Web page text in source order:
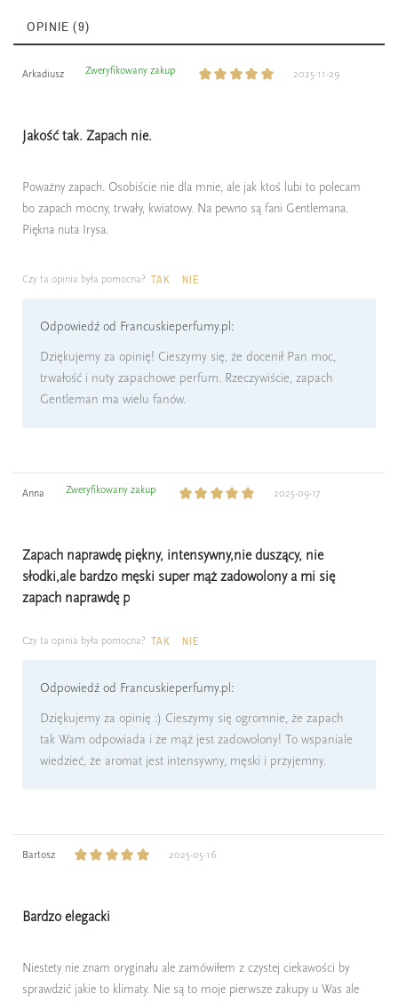
OPINIE (9)
Arkadiusz Zweryfikowany zakup 2025-11-29
Jakość tak. Zapach nie.
Poważny zapach. Osobiście nie dla mnie, ale jak ktoś lubi to polecam
bo zapach mocny, trwały, kwiatowy. Na pewno są fani Gentlemana.
Piękna nuta Irysa.
Czy ta opinia była pomocna? TAK NIE
Odpowiedź od Francuskieperfumy.pl:
Dziękujemy za opinię! Cieszymy się, że docenił Pan moc,
trwałość i nuty zapachowe perfum. Rzeczywiście, zapach
Gentleman ma wielu fanów.
Anna Zweryfikowany zakup 2025-09-17
Zapach naprawdę piękny, intensywny,nie duszący, nie
słodki,ale bardzo męski super mąż zadowolony a mi się
zapach naprawdę p
Czy ta opinia była pomocna? TAK NIE
Odpowiedź od Francuskieperfumy.pl:
Dziękujemy za opinię :) Cieszymy się ogromnie, że zapach
tak Wam odpowiada i że mąż jest zadowolony! To wspaniale
wiedzieć, że aromat jest intensywny, męski i przyjemny.
Bartosz 2025-05-16
Bardzo elegacki
Niestety nie znam oryginału ale zamówiłem z czystej ciekawości by
sprawdzić jakie to klimaty. Nie są to moje pierwsze zakupy u Was ale